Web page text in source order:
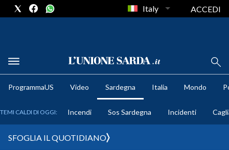
METEO
Italy ACCEDI
ProgrammaUS Video Sardegna Italia Mondo
TEMI CALDI DI OGGI: Incendi Sos Sardegna Incidenti
SFOGLIA IL QUOTIDIANO